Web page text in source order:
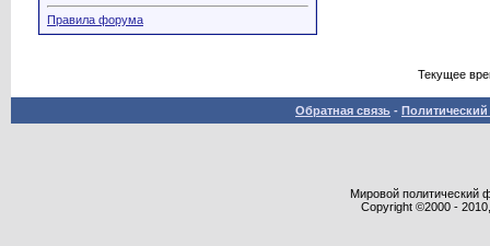
Правила форума
Текущее
Обратная связь -
Мировой политический
Copyright ©2000 -